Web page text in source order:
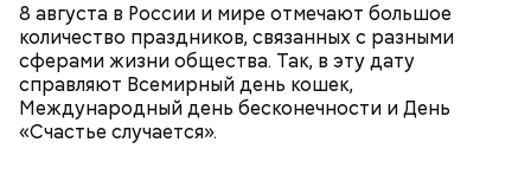
8 августа в России и мире отмечают большое
количество праздников, связанных с разными
сферами жизни общества. Так, в эту дату
справляют Всемирный день кошек,
Международный день бесконечности и День
«Счастье случается».